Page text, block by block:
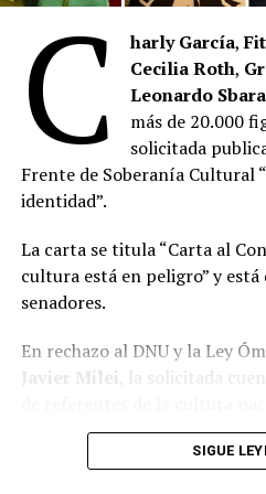
es sano escuchar, corregir,
que incorpora medidas
el Instituto Nacional de Cine y
INCAA
) promocione al cine
intactos los alcances del
Cinematográfico.
En cuanto al Instituto Nacional
CONABIP, “en pos de una
establecen restricciones de
CONABIP. Limitar también los
utilización eficaz de los
excesos administrativos y
Sobre el Instituto Nacional
C harly García,
Cecilia Roth,
Leonardo
más de 20.000
solicitada
Frente de Soberanía Cultural
identidad”.
La carta se titula “Carta al
cultura está en peligro” y
senadores.
En rechazo al DNU y la Ley
Javier Milei , la solicitada
sectores.
SIGUE